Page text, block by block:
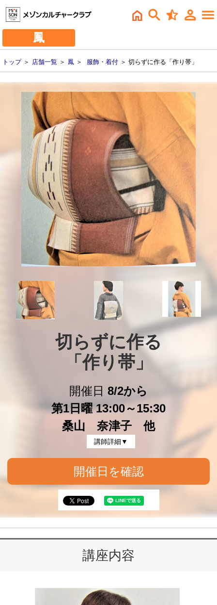
鳳
トップ＞ 店舗一覧 ＞ 鳳 ＞ 服飾・着付 ＞ 切らずに作る「作り帯」
切らずに作る
「作り帯」
開催日 8/2から
第1日曜 13:00～15:30
桑山 奈津子 他
講師詳細▼
開催日を確認
講座内容